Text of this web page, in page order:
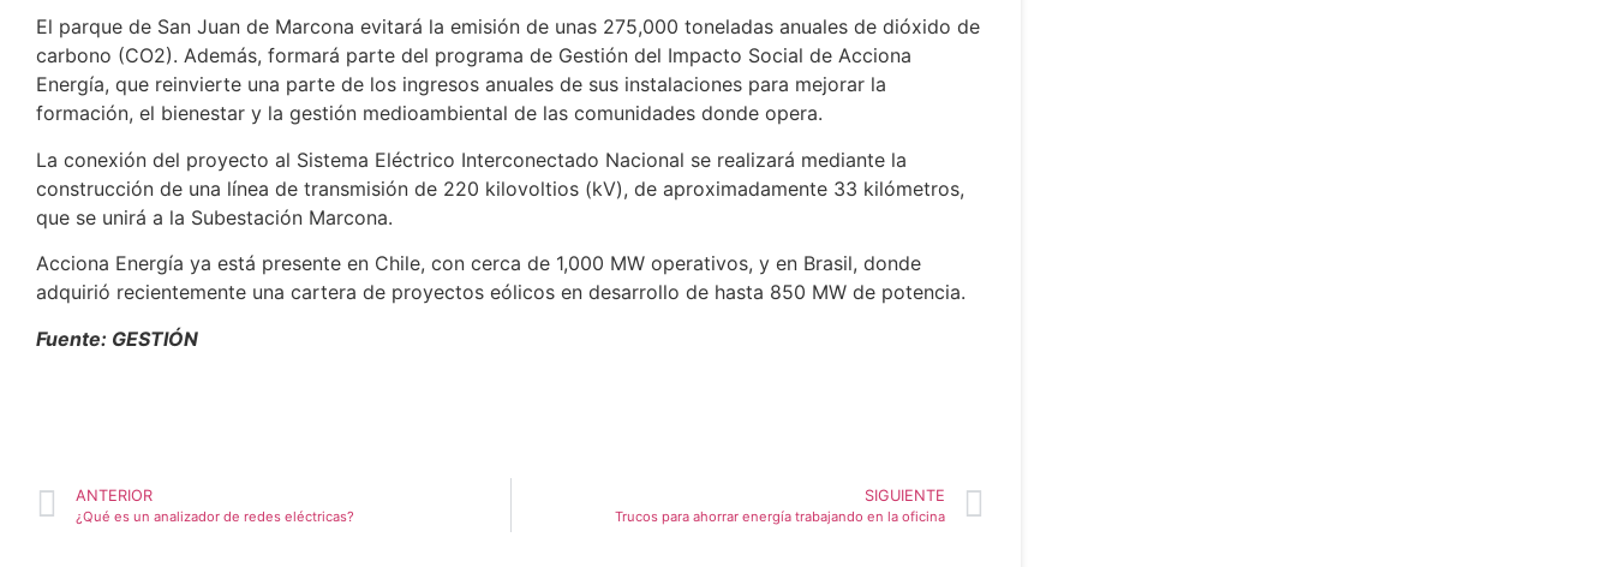
El parque de San Juan de Marcona evitará la emisión de unas 275,000 toneladas anuales de dióxido de
carbono (CO2). Además, formará parte del programa de Gestión del Impacto Social de Acciona
Energía, que reinvierte una parte de los ingresos anuales de sus instalaciones para mejorar la
formación, el bienestar y la gestión medioambiental de las comunidades donde opera.
La conexión del proyecto al Sistema Eléctrico Interconectado Nacional se realizará mediante la
construcción de una línea de transmisión de 220 kilovoltios (kV), de aproximadamente 33 kilómetros,
que se unirá a la Subestación Marcona.
Acciona Energía ya está presente en Chile, con cerca de 1,000 MW operativos, y en Brasil, donde
adquirió recientemente una cartera de proyectos eólicos en desarrollo de hasta 850 MW de potencia.
Fuente: GESTIÓN
ANTERIOR
¿Qué es un analizador de redes eléctricas?
SIGUIENTE
Trucos para ahorrar energía trabajando en la oficina